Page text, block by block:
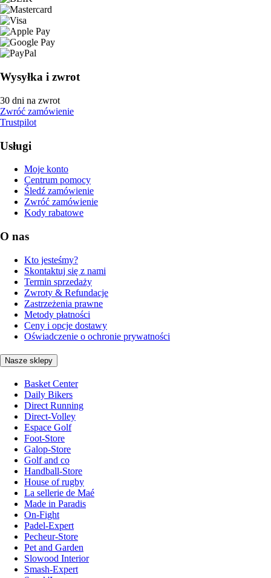
Wysyłka i zwrot
30 dni na zwrot
Zwróć zamówienie
Trustpilot
Usługi
Moje konto
Centrum pomocy
Śledź zamówienie
Zwróć zamówienie
Kody rabatowe
O nas
Kto jesteśmy?
Skontaktuj się z nami
Termin sprzedaży
Zwroty & Refundacje
Zastrzeżenia prawne
Metody płatności
Ceny i opcje dostawy
Oświadczenie o ochronie prywatności
Nasze sklepy
Basket Center
Daily Bikers
Direct Running
Direct-Volley
Espace Golf
Foot-Store
Galop-Store
Golf and co
Handball-Store
House of rugby
La sellerie de Maé
Made in Paradis
On-Fight
Padel-Expert
Pecheur-Store
Pet and Garden
Slowood Interior
Smash-Expert